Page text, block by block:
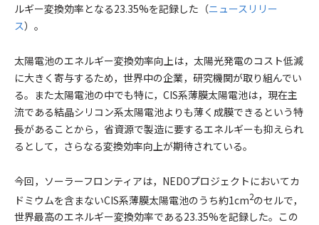
ルギー変換効率となる23.35%を記録した（ニュースリリー
ス）。
太陽電池のエネルギー変換効率向上は，太陽光発電のコスト低減
に大きく寄与するため，世界中の企業，研究機関が取り組んでい
る。また太陽電池の中でも特に，CIS系薄膜太陽電池は，現在主
流である結晶シリコン系太陽電池よりも薄く成膜できるという特
長があることから，省資源で製造に要するエネルギーも抑えられ
るとして，さらなる変換効率向上が期待されている。
今回，ソーラーフロンティアは，NEDOプロジェクトにおいてカ
ドミウムを含まないCIS系薄膜太陽電池のうち約1cm2のセルで，
世界最高のエネルギー変換効率である23.35%を記録した。この